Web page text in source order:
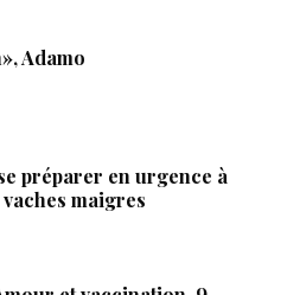
Adamo
préparer en urgence à
vaches maigres